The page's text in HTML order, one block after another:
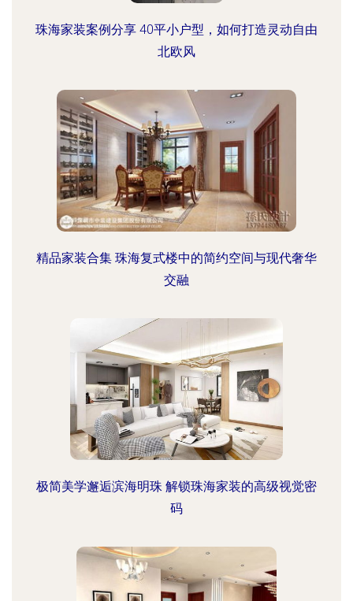
珠海家装案例分享 40平小户型，如何打造灵动自由
北欧风
精品家装合集 珠海复式楼中的简约空间与现代奢华
交融
极简美学邂逅滨海明珠 解锁珠海家装的高级视觉密
码